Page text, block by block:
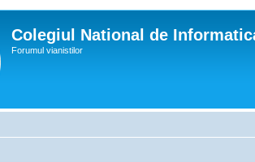
Colegiul National de
Forumul vianistilor